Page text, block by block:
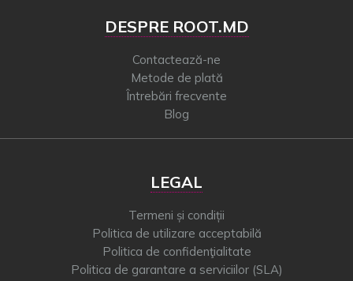
DESPRE ROOT.MD
Contactează-ne
Metode de plată
Întrebări frecvente
Blog
LEGAL
Termeni și condiții
Politica de utilizare acceptabilă
Politica de confidenţialitate
Politica de garantare a serviciilor (SLA)